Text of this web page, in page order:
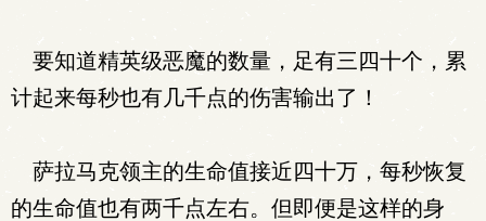
要知道精英级恶魔的数量，足有三四十个，累
计起来每秒也有几千点的伤害输出了！
萨拉马克领主的生命值接近四十万，每秒恢复
的生命值也有两千点左右。但即便是这样的身